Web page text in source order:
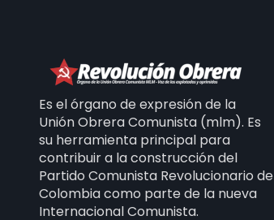
Es el órgano de expresión de la
Unión Obrera Comunista (mlm). Es
su herramienta principal para
contribuir a la construcción del
Partido Comunista Revolucionario de
Colombia como parte de la nueva
Internacional Comunista.